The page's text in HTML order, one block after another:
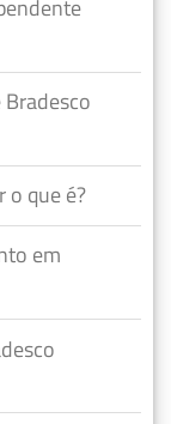
o que é?
em